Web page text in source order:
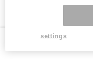
過去最高益「サンリオ
度と投資戦略
settings